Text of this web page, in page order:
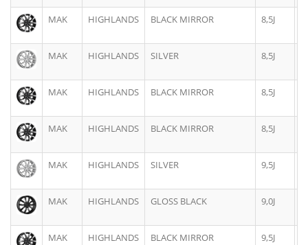
MAK HIGHLANDS BLACK MIRROR 8,5J
MAK HIGHLANDS SILVER 8,5J
MAK HIGHLANDS BLACK MIRROR 8,5J
MAK HIGHLANDS BLACK MIRROR 8,5J
MAK HIGHLANDS SILVER 9,5J
MAK HIGHLANDS GLOSS BLACK 9,0J
MAK HIGHLANDS BLACK MIRROR 9,5J